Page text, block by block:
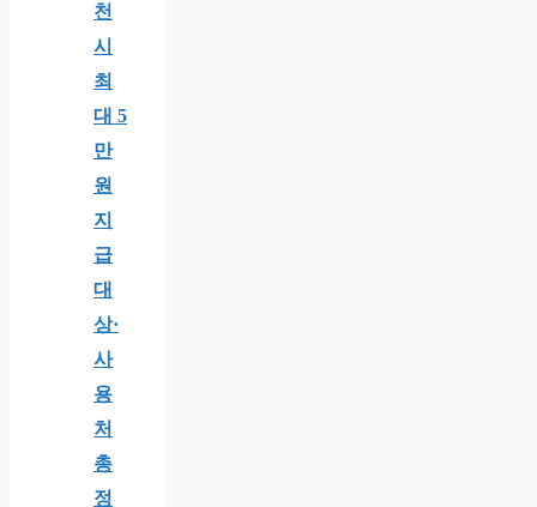
천
시
최
대 5
만
원
지
급
대
상·
사
용
처
총
정